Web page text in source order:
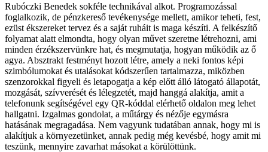
Rubóczki Benedek sokféle technikával alkot. Programozással
foglalkozik, de pénzkereső tevékenysége mellett, amikor teheti, fest,
ezüst ékszereket tervez és a saját ruháit is maga készíti. A felkészítő
folyamat alatt elmondta, hogy olyan művet szeretne létrehozni, ami
minden érzékszervünkre hat, és megmutatja, hogyan működik az ő
agya. Absztrakt festményt hozott létre, amely a neki fontos képi
szimbólumokat és utalásokat kódszerűen tartalmazza, miközben
szenzorokkal figyeli és letapogatja a kép előtt álló látogató állapotát,
mozgását, szívverését és lélegzetét, majd hanggá alakítja, amit a
telefonunk segítségével egy QR-kóddal elérhető oldalon meg lehet
hallgatni. Izgalmas gondolat, a műtárgy és nézője egymásra
hatásának megragadása. Nem vagyunk tudatában annak, hogy mi is
alakítjuk a környezetünket, annak pedig még kevésbé, hogy amit mi
teszünk, mennyire zavarhat másokat a körülöttünk.